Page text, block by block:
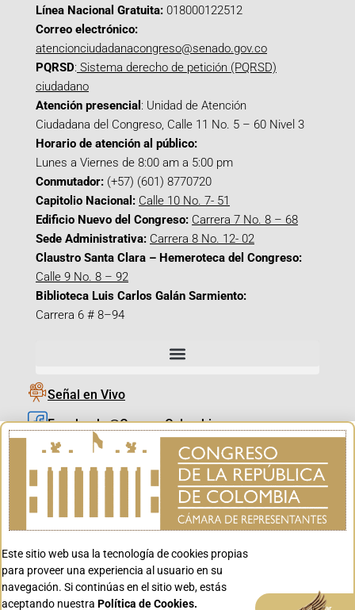
Línea Nacional Gratuita: 018000122512
Correo electrónico:
atencionciudadanacongreso@senado.gov.co
PQRSD: Sistema derecho de petición (PQRSD)
ciudadano
Atención presencial : Unidad de Atención
Ciudadana del Congreso, Calle 11 No. 5 – 60 Nivel 3
Horario de atención al público:
Lunes a Viernes de 8:00 am a 5:00 pm
Conmutador: (+57) (601) 8770720
Capitolio Nacional: Calle 10 No. 7- 51
Edificio Nuevo del Congreso: Carrera 7 No. 8 – 68
Sede Administrativa: Carrera 8 No. 12- 02
Claustro Santa Clara – Hemeroteca del Congreso:
Calle 9 No. 8 – 92
Biblioteca Luis Carlos Galán Sarmiento:
Carrera 6 # 8–94
Señal en Vivo
Facebook_@CamaraColombia
Instagram_@CamaraColombia
X_@CamaraColombia
Youtube_@CamaraColombia
Youtube_@CanalCongreso
Este sitio web usa la tecnología de cookies propias
para proveer una experiencia al usuario en su
navegación. Si continúas en el sitio web, estás
aceptando nuestra Política de Cookies. Aceptar